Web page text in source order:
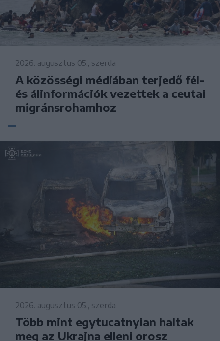
2026. augusztus 05., szerda
A közösségi médiában terjedő fél-
és álinformációk vezettek a ceutai
migránsrohamhoz
2026. augusztus 05., szerda
Több mint egytucatnyian haltak
meg az Ukrajna elleni orosz